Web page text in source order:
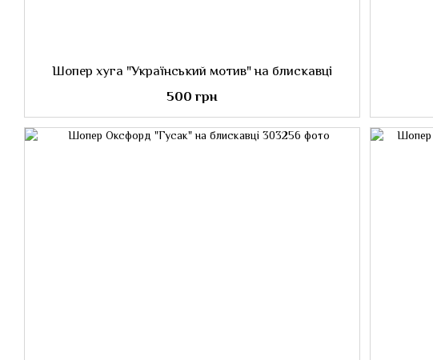
Шопер хуга "Український мотив" на блискавці
500 грн